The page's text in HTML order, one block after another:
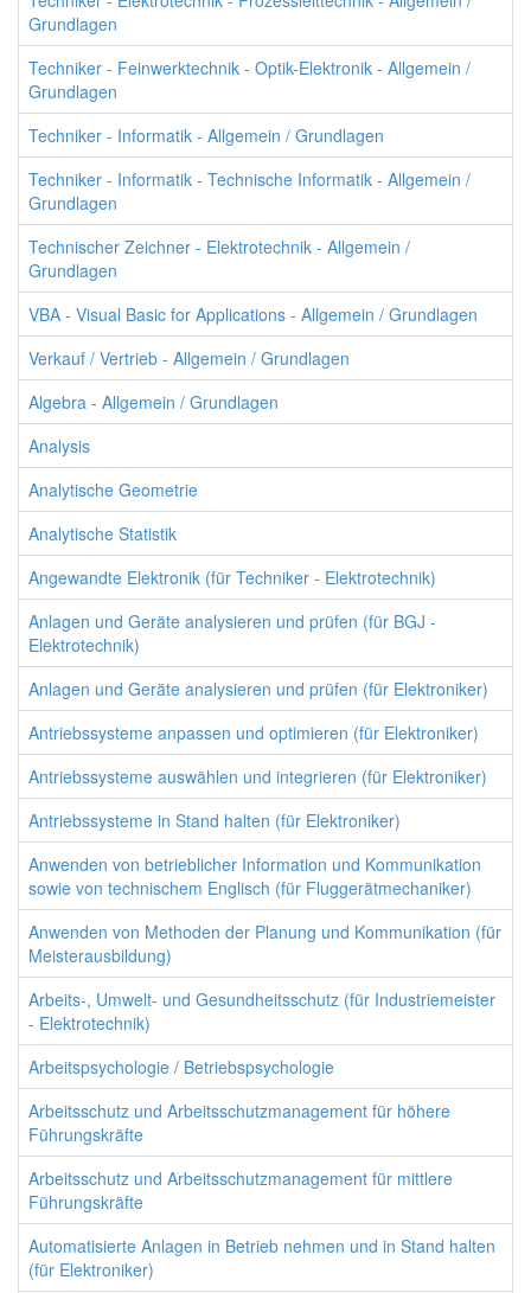
Grundlagen
Techniker - Feinwerktechnik - Optik-Elektronik - Allgemein /
Grundlagen
Techniker - Informatik - Allgemein / Grundlagen
Techniker - Informatik - Technische Informatik - Allgemein /
Grundlagen
Technischer Zeichner - Elektrotechnik - Allgemein /
Grundlagen
VBA - Visual Basic for Applications - Allgemein / Grundlagen
Verkauf / Vertrieb - Allgemein / Grundlagen
Algebra - Allgemein / Grundlagen
Analysis
Analytische Geometrie
Analytische Statistik
Angewandte Elektronik (für Techniker - Elektrotechnik)
Anlagen und Geräte analysieren und prüfen (für BGJ -
Elektrotechnik)
Anlagen und Geräte analysieren und prüfen (für Elektroniker)
Antriebssysteme anpassen und optimieren (für Elektroniker)
Antriebssysteme auswählen und integrieren (für Elektroniker)
Antriebssysteme in Stand halten (für Elektroniker)
Anwenden von betrieblicher Information und Kommunikation
sowie von technischem Englisch (für Fluggerätmechaniker)
Anwenden von Methoden der Planung und Kommunikation (für
Meisterausbildung)
Arbeits-, Umwelt- und Gesundheitsschutz (für Industriemeister
- Elektrotechnik)
Arbeitspsychologie / Betriebspsychologie
Arbeitsschutz und Arbeitsschutzmanagement für höhere
Führungskräfte
Arbeitsschutz und Arbeitsschutzmanagement für mittlere
Führungskräfte
Automatisierte Anlagen in Betrieb nehmen und in Stand halten
(für Elektroniker)